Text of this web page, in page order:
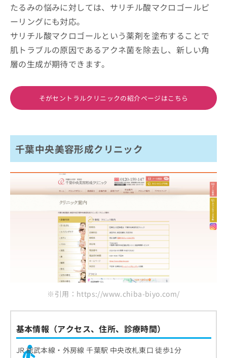
たるみの悩みに対しては、サリチル酸マクロゴールピ
ーリングにも対応。
サリチル酸マクロゴールという薬剤を塗布することで
肌トラブルの原因であるアクネ菌を除去し、新しい角
層の生成が期待できます。
そがセントラルクリニックの紹介ページはこちら
千葉中央美容形成クリニック
※引用：https://www.chiba-biyo.com/
基本情報（アクセス、住所、診療時間）
JR 総武本線・外房線 千葉駅 中央改札東口 徒歩1分